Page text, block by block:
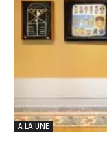
A LA UNE